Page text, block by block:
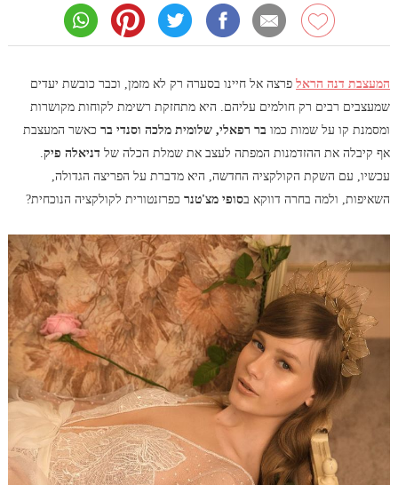
המעצבת דנה הראלפרצה אל חיינו בסערה רק לא מזמן, וכבר כובשת יעדים
שמעצבים רבים רק חולמים עליהם. היא מתחזקת רשימת לקוחות מקושרות
ומסמנת קו על שמות כמו בר רפאלי, שלומית מלכה וסנדי ברכאשר המעצבת
אף קיבלה את ההזדמנות המפתה לעצב את שמלת הכלה של דניאלה פיק.
עכשיו, עם השקת הקולקציה החדשה, היא מדברת על הפריצה הגדולה,
השאיפות, ולמה בחרה דווקא בסופי מצ'טנרכפרזנטורית לקולקציה הנוכחית?